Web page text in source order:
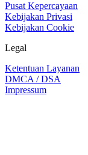
Pusat Kepercayaan
Kebijakan Privasi
Kebijakan Cookie
Legal
Ketentuan Layanan
DMCA / DSA
Impressum